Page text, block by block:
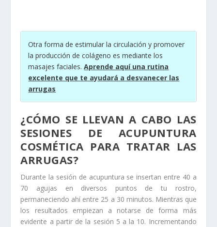
Otra forma de estimular la circulación y promover
la producción de colágeno es mediante los
masajes faciales.Aprende aquí una rutina
excelente que te ayudará a desvanecer las
arrugas
¿CÓMO SE LLEVAN A CABO LAS
SESIONES DE ACUPUNTURA
COSMÉTICA PARA TRATAR LAS
ARRUGAS?
Durante la sesión de acupuntura se insertan entre 40 a
70 agujas en diversos puntos de tu rostro,
permaneciendo ahí entre 25 a 30 minutos. Mientras que
los resultados empiezan a notarse de forma más
evidente a partir de la sesión 5 a la 10. Incrementando